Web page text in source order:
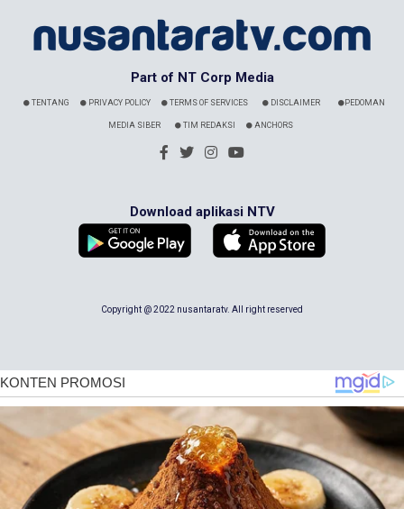
Part of NT Corp Media
TENTANG PRIVACY POLICY TERMS OF SERVICES DISCLAIMER PEDOMAN
MEDIA SIBER TIM REDAKSI ANCHORS
Download aplikasi NTV
Copyright @ 2022 nusantaratv. All right reserved